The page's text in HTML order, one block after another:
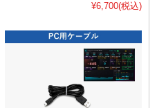
¥6,700(税込)